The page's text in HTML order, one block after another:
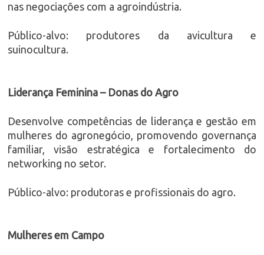
nas negociações com a agroindústria.
Público-alvo: produtores da avicultura e
suinocultura.
Liderança Feminina – Donas do Agro
Desenvolve competências de liderança e gestão em
mulheres do agronegócio, promovendo governança
familiar, visão estratégica e fortalecimento do
networking no setor.
Público-alvo: produtoras e profissionais do agro.
Mulheres em Campo